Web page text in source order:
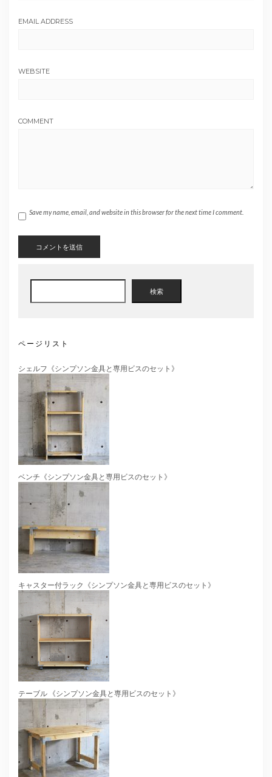
EMAIL ADDRESS
WEBSITE
COMMENT
Save my name, email, and website in this browser for the next time I comment.
検
検索
ページリスト
シェルフ《シンプソン金具と専用ビスのセット》
ベンチ《シンプソン金具と専用ビスのセット》
キャスター付ラック《シンプソン金具と専用ビスのセット》
テーブル 《シンプソン金具と専用ビスのセット》